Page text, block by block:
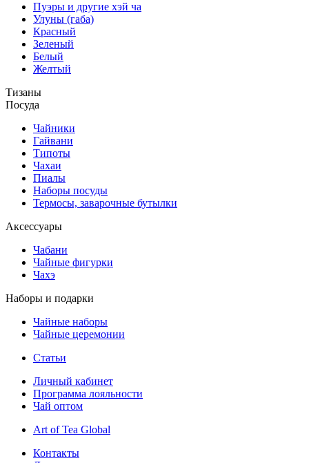
Пуэры и другие хэй ча
Улуны (габа)
Красный
Зеленый
Белый
Желтый
Тизаны
Посуда
Чайники
Гайвани
Типоты
Чахаи
Пиалы
Наборы посуды
Термосы, заварочные бутылки
Аксессуары
Чабани
Чайные фигурки
Чахэ
Наборы и подарки
Чайные наборы
Чайные церемонии
Статьи
Личный кабинет
Программа лояльности
Чай оптом
Art of Tea Global
Контакты